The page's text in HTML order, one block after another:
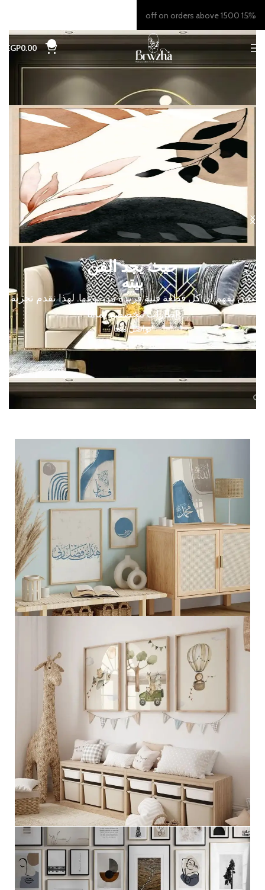
EGP0.00
حيث يجد الفن
بيته
نحن نفهم أن كل قطعة فنية فريدة من نوعها. لهذا نقدم تجربة
إطارات مخصصة تمامًا
تواصل معنا
الجمال الطبيعي الإسلامي
عرض المزيد
مجموعات اطفال
عرض المزيد
15% off on orders above 1500